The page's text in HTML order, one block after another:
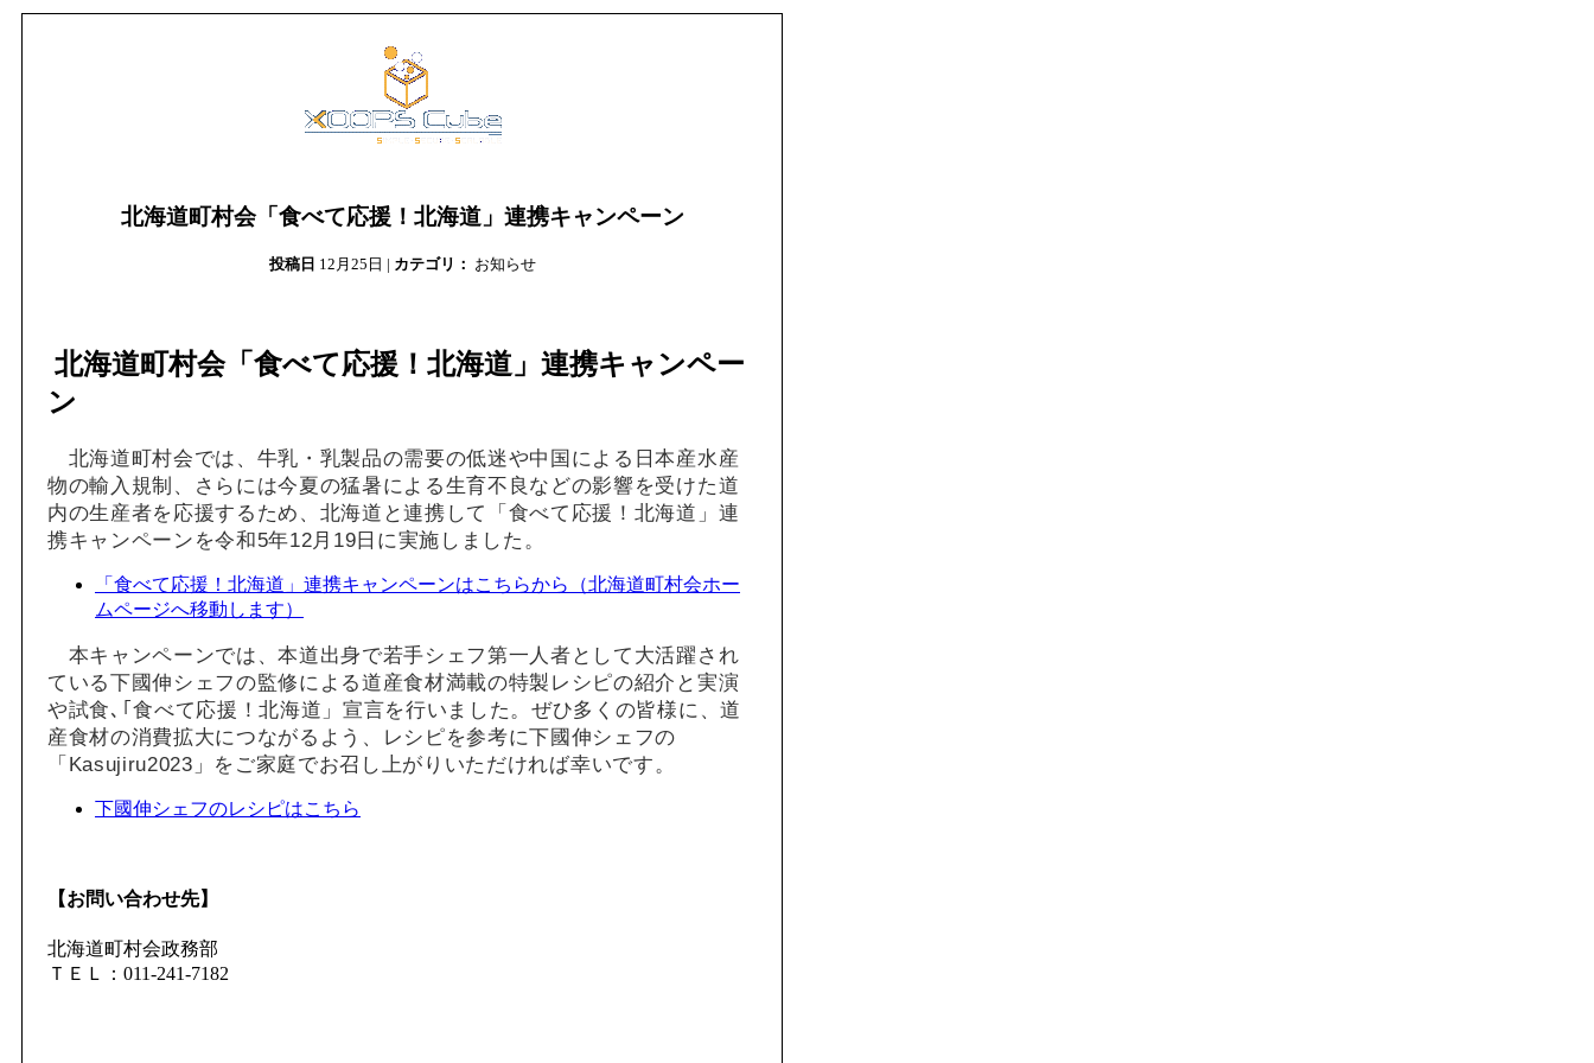
北海道町村会「食べて応援！北海道」連携キャンペーン
投稿日 12月25日 | カテゴリ： お知らせ
北海道町村会「食べて応援！北海道」連携キャンペー
ン
北海道町村会では、牛乳・乳製品の需要の低迷や中国による日本産水産
物の輸入規制、さらには今夏の猛暑による生育不良などの影響を受けた道
内の生産者を応援するため、北海道と連携して「食べて応援！北海道」連
携キャンペーンを令和5年12月19日に実施しました。
「食べて応援！北海道」連携キャンペーンはこちらから（北海道町村会ホー
ムページへ移動します）
本キャンペーンでは、本道出身で若手シェフ第一人者として大活躍され
ている下國伸シェフの監修による道産食材満載の特製レシピの紹介と実演
や試食､｢食べて応援！北海道」宣言を行いました。ぜひ多くの皆様に、道
産食材の消費拡大につながるよう、レシピを参考に下國伸シェフの
「Kasujiru2023」をご家庭でお召し上がりいただければ幸いです。
下國伸シェフのレシピはこちら
【お問い合わせ先】
北海道町村会政務部
ＴＥＬ：011-241-7182